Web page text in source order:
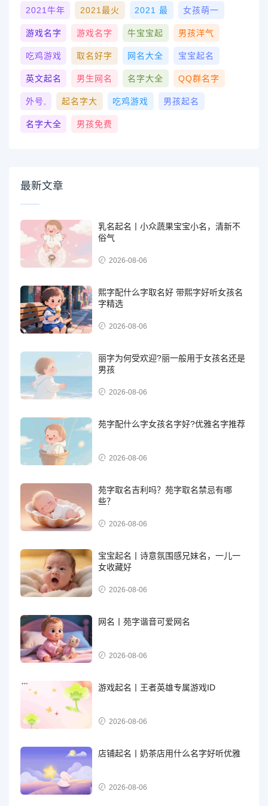
2021牛年 2021最火 2021 最 女孩萌一
游戏名字 游戏名字 牛宝宝起 男孩洋气
吃鸡游戏 取名好字 网名大全 宝宝起名
英文起名 男生网名 名字大全 QQ群名字
外号, 起名字大 吃鸡游戏 男孩起名
名字大全 男孩免费
最新文章
乳名起名丨小众蔬果宝宝小名，清新不
俗气
2026-08-06
熙字配什么字取名好 带熙字好听女孩名
字精选
2026-08-06
丽字为何受欢迎?丽一般用于女孩名还是
男孩
2026-08-06
苑字配什么字女孩名字好?优雅名字推荐
2026-08-06
苑字取名吉利吗？苑字取名禁忌有哪
些？
2026-08-06
宝宝起名丨诗意氛围感兄妹名，一儿一
女收藏好
2026-08-06
网名丨苑字谐音可爱网名
2026-08-06
游戏起名丨王者英雄专属游戏ID
2026-08-06
店铺起名丨奶茶店用什么名字好听优雅
2026-08-06